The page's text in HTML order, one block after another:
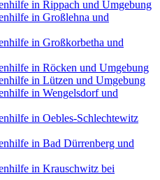
in Rippach und Umgebung
in Großlehna und
in Großkorbetha und
in Röcken und Umgebung
in Lützen und Umgebung
in Wengelsdorf und
in Oebles-Schlechtewitz
in Bad Dürrenberg und
in Krauschwitz bei